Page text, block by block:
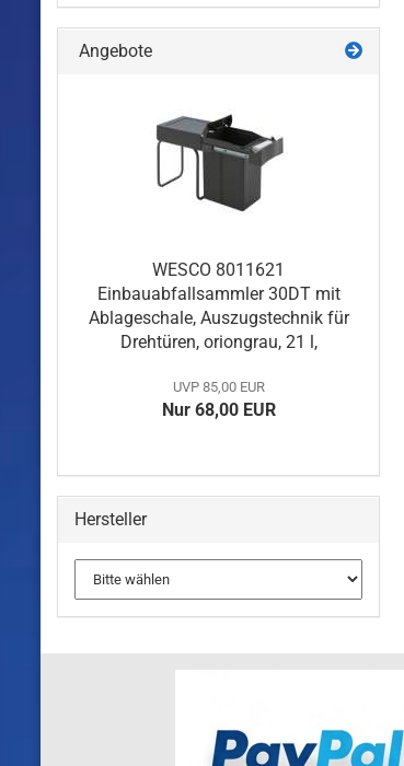
Angebote
WESCO 8011621
Einbauabfallsammler 30DT mit
Ablageschale, Auszugstechnik für
Drehtüren, oriongrau, 21 l,
UVP 85,00 EUR
Nur 68,00 EUR
Hersteller